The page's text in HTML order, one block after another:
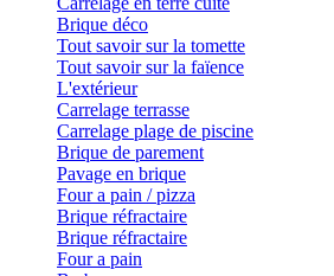
Brique déco
Tout savoir sur la tomette
Tout savoir sur la faïence
L'extérieur
Carrelage terrasse
Carrelage plage de piscine
Brique de parement
Pavage en brique
Four a pain / pizza
Brique réfractaire
Brique réfractaire
Four a pain